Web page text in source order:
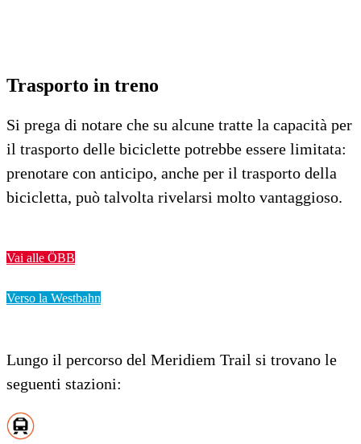
Trasporto in treno
Si prega di notare che su alcune tratte la capacità per
il trasporto delle biciclette potrebbe essere limitata:
prenotare con anticipo, anche per il trasporto della
bicicletta, può talvolta rivelarsi molto vantaggioso.
Vai alle ÖBB
Verso la Westbahn
Lungo il percorso del Meridiem Trail si trovano le
seguenti stazioni: